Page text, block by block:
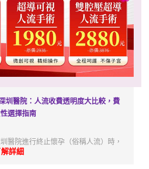
圳醫院：人流收費透明度大比較，費
選擇指南
醫院進行終止懷孕（俗稱人流）時，
詳細